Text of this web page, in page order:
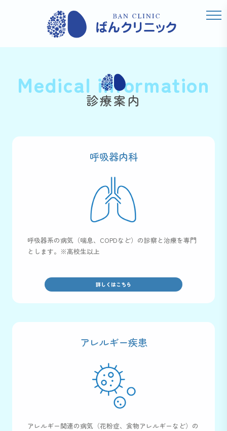
Medical information
診療案内
呼吸器内科
呼吸器系の病気（喘息、COPDなど）の診察と治療を専門
とします。※高校生以上
詳しくはこちら
アレルギー疾患
アレルギー関連の病気（花粉症、食物アレルギーなど）の